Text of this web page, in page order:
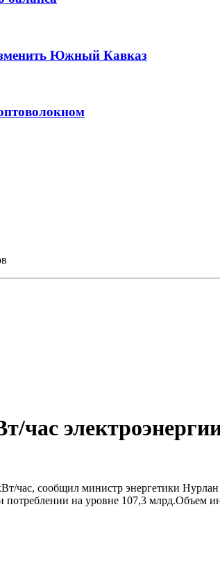
Южный Кавказ
час
час, сообщил министр энергетики
на уровне 107,3 млрд.Объем